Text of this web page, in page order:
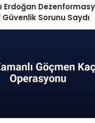
Erdoğan
Sorunu Saydı